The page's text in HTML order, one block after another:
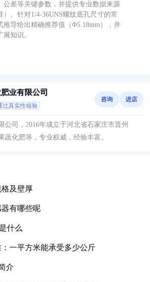
公差等关键参数，并提供专业数据来源
）。针对1/4-36UNS螺纹底孔尺寸的常
推导给出精确推荐值（Φ5.18mm），并
知识。
业有限公司
过真实性核验
咨询 进店
公司，2016年成立于河北省石家庄市晋州
蔬化肥等，专业权威，经验丰富。
及壁厚
有哪些呢
什么
一平方米能承受多少公斤
介